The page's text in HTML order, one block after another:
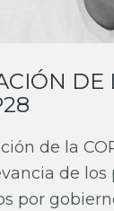
DE
de la
de los
por